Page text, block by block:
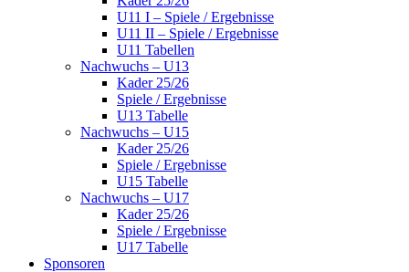
U11 I – Spiele / Ergebnisse
U11 II – Spiele / Ergebnisse
U11 Tabellen
Nachwuchs – U13
Kader 25/26
Spiele / Ergebnisse
U13 Tabelle
Nachwuchs – U15
Kader 25/26
Spiele / Ergebnisse
U15 Tabelle
Nachwuchs – U17
Kader 25/26
Spiele / Ergebnisse
U17 Tabelle
Sponsoren